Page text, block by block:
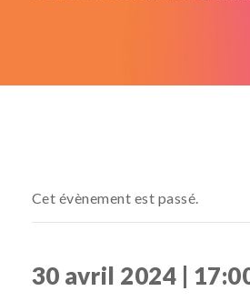
Cet évènement est passé.
30 avril 2024 |